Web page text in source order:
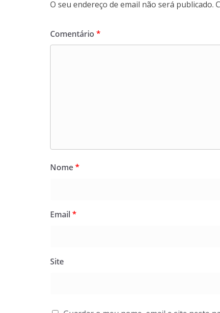
O seu endereço de email não será publicado.
Comentário *
Nome*
Email*
Site